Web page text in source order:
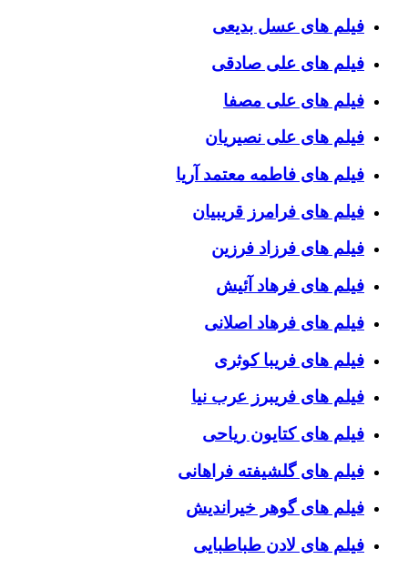
فیلم های عسل بدیعی
فیلم های علی صادقی
فیلم های علی مصفا
فیلم های علی نصیریان
فیلم های فاطمه معتمد آریا
فیلم های فرامرز قریبیان
فیلم های فرزاد فرزین
فیلم های فرهاد آئیش
فیلم های فرهاد اصلانی
فیلم های فریبا کوثری
فیلم های فریبرز عرب نیا
فیلم های کتایون ریاحی
فیلم های گلشیفته فراهانی
فیلم های گوهر خیراندیش
فیلم های لادن طباطبایی